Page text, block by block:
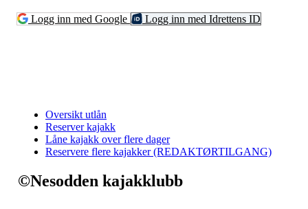
Logg inn med Google Logg inn med Idrettens ID
Oversikt utlån
Reserver kajakk
Låne kajakk over flere dager
Reservere flere kajakker (REDAKTØRTILGANG)
©Nesodden kajakklubb